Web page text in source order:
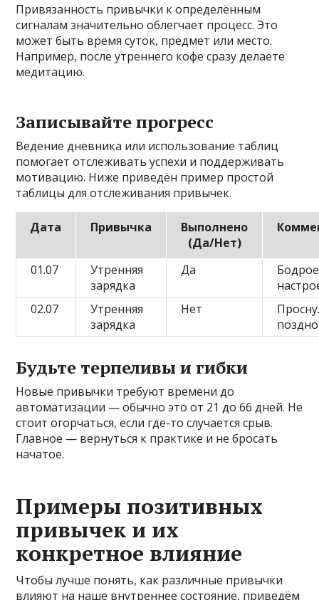
Привязанность привычки к определённым
сигналам значительно облегчает процесс. Это
может быть время суток, предмет или место.
Например, после утреннего кофе сразу делаете
медитацию.
Записывайте прогресс
Ведение дневника или использование таблиц
помогает отслеживать успехи и поддерживать
мотивацию. Ниже приведён пример простой
таблицы для отслеживания привычек.
Дата Привычка
Выполнено
(Да/Нет)
01.07
Утренняя
зарядка
Да
Бодрое
02.07
Утренняя
зарядка
Нет
поздно
Будьте терпеливы и гибки
Новые привычки требуют времени до
автоматизации — обычно это от 21 до 66 дней. Не
стоит огорчаться, если где-то случается срыв.
Главное — вернуться к практике и не бросать
начатое.
Примеры позитивных
привычек и их
конкретное влияние
Чтобы лучше понять, как различные привычки
влияют на наше внутреннее состояние, приведём